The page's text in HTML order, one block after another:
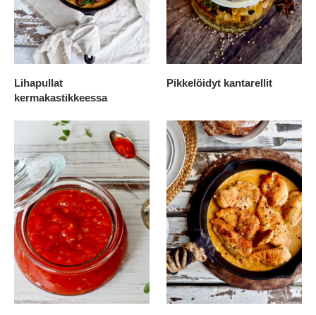
Lihapullat
kermakastikkeessa
Pikkelöidyt kantarellit